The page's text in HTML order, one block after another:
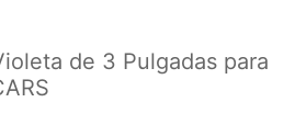
de 3 Pulgadas para